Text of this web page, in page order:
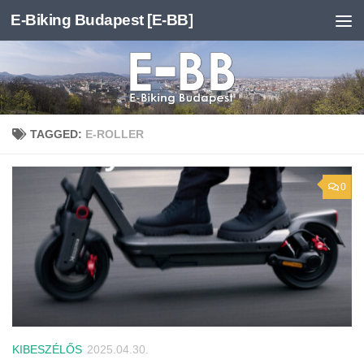
Skip to content
E-Biking Budapest [E-BB]
TAGGED: E-ROLLER
0
KIBESZÉLŐS 2025.04.30.